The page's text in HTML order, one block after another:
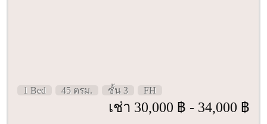
1 Bed 45 ตรม. ชั้น 3 FH
เช่า 30,000 ฿ - 34,000 ฿